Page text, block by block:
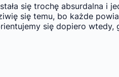
się trochę absurdalna i
się temu, bo każde
się dopiero